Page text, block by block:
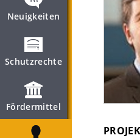
Neuigkeiten
Schutzrechte
Fördermittel